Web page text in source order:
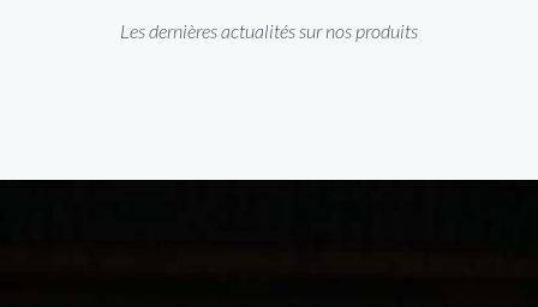
Les dernières actualités sur nos produits